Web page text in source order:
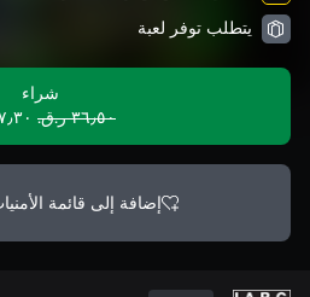
يتطلب توفر لعبة
شراء
٣٦٫٥٠ ر.ق.‏
٧٫٣٠
إضافة إلى قائمة